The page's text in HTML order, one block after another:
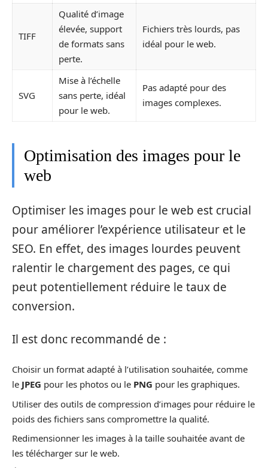
TIFF
Qualité d’image
élevée, support
de formats sans
perte.
Fichiers très lourds, pas
idéal pour le web.
SVG
Mise à l’échelle
sans perte, idéal
pour le web.
Pas adapté pour des
images complexes.
Optimisation des images pour le
web
Optimiser les images pour le web est crucial
pour améliorer l’expérience utilisateur et le
SEO. En effet, des images lourdes peuvent
ralentir le chargement des pages, ce qui
peut potentiellement réduire le taux de
conversion.
Il est donc recommandé de :
Choisir un format adapté à l’utilisation souhaitée, comme
le JPEG pour les photos ou le PNG pour les graphiques.
Utiliser des outils de compression d’images pour réduire le
poids des fichiers sans compromettre la qualité.
Redimensionner les images à la taille souhaitée avant de
les télécharger sur le web.